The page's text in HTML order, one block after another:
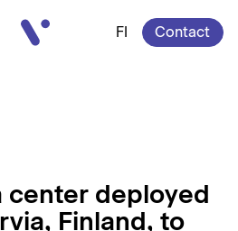
Vatajankoski
FI
Contact
center deployed
Finland, to